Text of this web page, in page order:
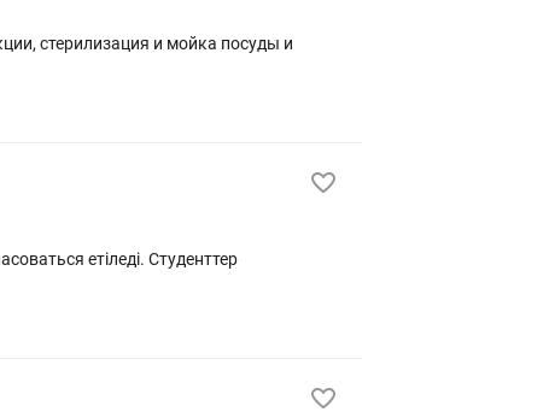
стерилизация и мойка посуды и
етіледі. Студенттер